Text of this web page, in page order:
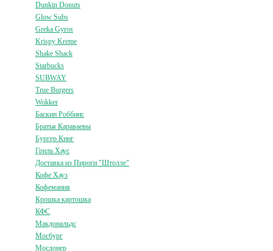
Dunkin Donuts
Glow Subs
Greka Gyros
Krispy Kreme
Shake Shack
Starbucks
SUBWAY
True Burgers
Wokker
Баскин Роббинс
Братья Караваевы
Бургер Кинг
Гриль Хаус
Доставка из Пироги "Штолле"
Кофе Хауз
Кофемания
Крошка картошка
КФС
Макдональдс
Мосбург
Мосдонер